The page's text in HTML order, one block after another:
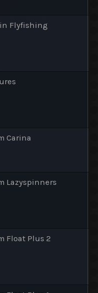
Flyfishing
Carina
Lazyspinners
Float Plus 2